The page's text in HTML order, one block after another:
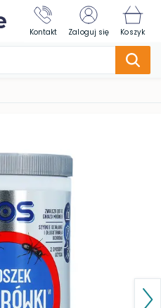
Kontakt Zaloguj się Koszyk